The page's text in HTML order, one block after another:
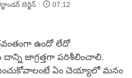
బెర్జిన్ 07:12
ఉందో లేదో
జాగ్రత్తగా పరిశీలించాలి.
ఏం చెయ్యాలో మనం